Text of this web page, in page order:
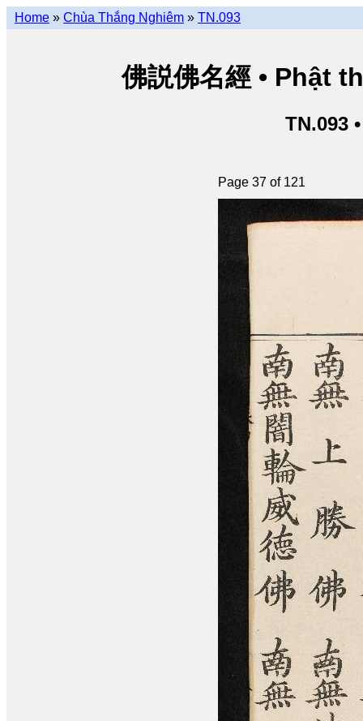
Home » Chùa Thắng Nghiêm » TN.093
佛説佛名經 • Phật
TN.093
Page 37 of 121